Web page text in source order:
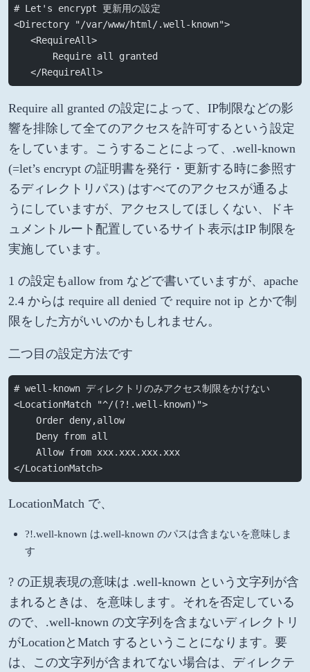
# Let's encrypt 更新用の設定
<Directory "/var/www/html/.well-known">
   <RequireAll>
       Require all granted
   </RequireAll>
Require all granted の設定によって、IP制限などの影
響を排除して全てのアクセスを許可するという設定
をしています。こうすることによって、.well-known
(=let’s encrypt の証明書を発行・更新する時に参照す
るディレクトリパス) はすべてのアクセスが通るよ
うにしていますが、アクセスしてほしくない、ドキ
ュメントルート配置しているサイト表示はIP 制限を
実施しています。
1 の設定もallow from などで書いていますが、apache
2.4 からは require all denied で require not ip とかで制
限をした方がいいのかもしれません。
二つ目の設定方法です
# well-known ディレクトリのみアクセス制限をかけない
<LocationMatch "^/(?!.well-known)">
    Order deny,allow
    Deny from all
    Allow from xxx.xxx.xxx.xxx
</LocationMatch>
LocationMatch で、
?!.well-known は.well-known のパスは含まないを意味しま
す
? の正規表現の意味は .well-known という文字列が含
まれるときは、を意味します。それを否定している
ので、.well-known の文字列を含まないディレクトリ
がLocationとMatch するということになります。要
は、この文字列が含まれてない場合は、ディレクテ